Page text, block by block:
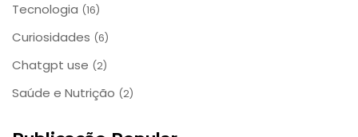
Tecnologia (16)
Curiosidades (6)
Chatgpt use (2)
Saúde e Nutrição (2)